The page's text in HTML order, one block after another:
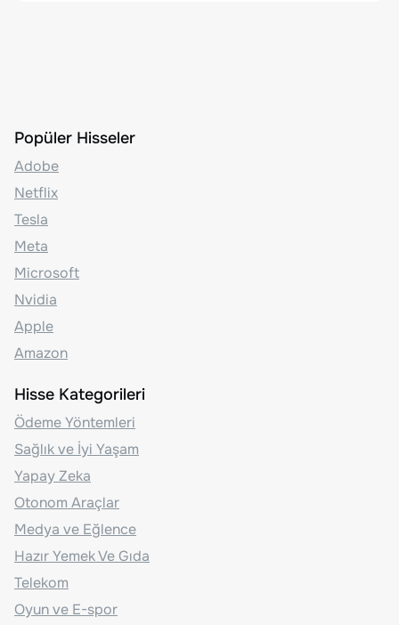
Popüler Hisseler
Adobe
Netflix
Tesla
Meta
Microsoft
Nvidia
Apple
Amazon
Hisse Kategorileri
Ödeme Yöntemleri
Sağlık ve İyi Yaşam
Yapay Zeka
Otonom Araçlar
Medya ve Eğlence
Hazır Yemek Ve Gıda
Telekom
Oyun ve E-spor